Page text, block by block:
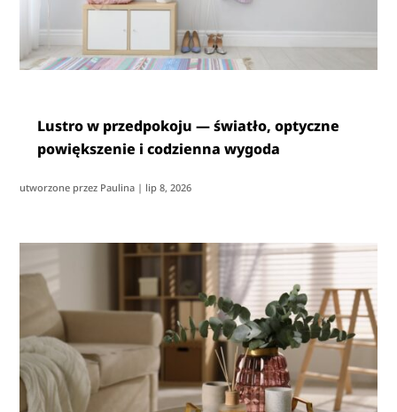
Lustro w przedpokoju — światło, optyczne
powiększenie i codzienna wygoda
utworzone przez Paulina | lip 8, 2026